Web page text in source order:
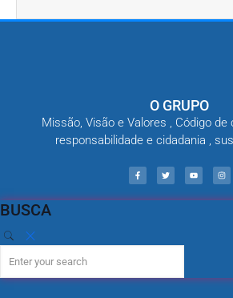
O GRUPO
Missão, Visão e Valores , Código de
responsabilidade e cidadania ,
BUSCA